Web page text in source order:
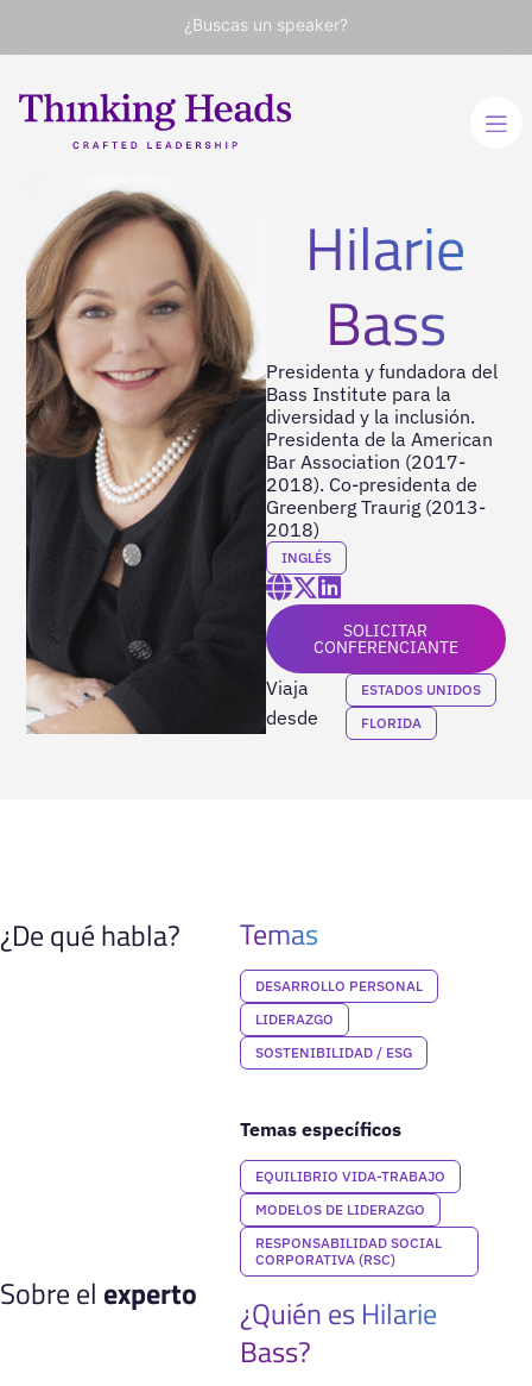
¿Buscas un speaker?
Hilarie
Bass
Presidenta y fundadora del
Bass Institute para la
diversidad y la inclusión.
Presidenta de la American
Bar Association (2017-
2018). Co-presidenta de
Greenberg Traurig (2013-
2018)
INGLÉS
SOLICITAR
CONFERENCIANTE
Viaja
desde
ESTADOS UNIDOS
FLORIDA
¿De qué habla? Temas
DESARROLLO PERSONAL
LIDERAZGO
SOSTENIBILIDAD / ESG
Temas específicos
EQUILIBRIO VIDA-TRABAJO
MODELOS DE LIDERAZGO
RESPONSABILIDAD SOCIAL
CORPORATIVA (RSC)
Sobre el experto
¿Quién es Hilarie
Bass?